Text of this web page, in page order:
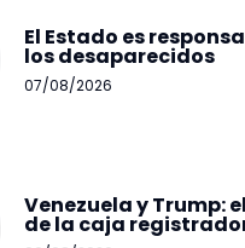
El Estado es
los desaparecidos
07/08/2026
Venezuela y Trump:
de la caja